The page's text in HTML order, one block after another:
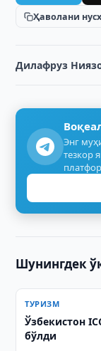
Ҳаволани
Дилафруз
Энг
тезкор
Шунингдек
ТУРИЗМ
Ўзбекистон
бўлди